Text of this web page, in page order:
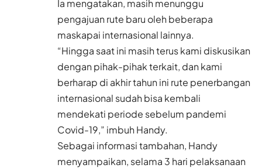
Ia mengatakan, masih menunggu
pengajuan rute baru oleh beberapa
maskapai internasional lainnya.
“Hingga saat ini masih terus kami diskusikan
dengan pihak-pihak terkait, dan kami
berharap di akhir tahun ini rute penerbangan
internasional sudah bisa kembali
mendekati periode sebelum pandemi
Covid-19,” imbuh Handy.
Sebagai informasi tambahan, Handy
menyampaikan, selama 3 hari pelaksanaan